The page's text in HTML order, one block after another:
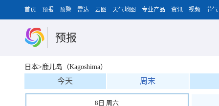
首页 预报 预警 雷达 云图 天气地图 专业产品 资讯 视频 节气
预报
日本>鹿儿岛（Kagoshima）
今天 周末
8日 周六